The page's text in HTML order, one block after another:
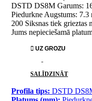
DSTD DS8M Garums:
Piedurkne Augstums:
200 Siksnas tiek grieztas
Jums nepieciešamā
 UZ GROZU
SALĪDZINĀT
Profila tips: DSTD